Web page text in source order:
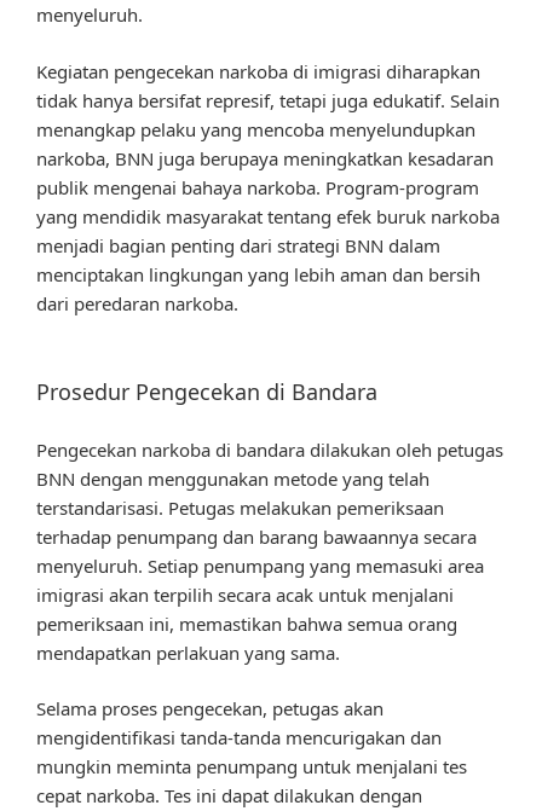
menyeluruh.
Kegiatan pengecekan narkoba di imigrasi diharapkan
tidak hanya bersifat represif, tetapi juga edukatif. Selain
menangkap pelaku yang mencoba menyelundupkan
narkoba, BNN juga berupaya meningkatkan kesadaran
publik mengenai bahaya narkoba. Program-program
yang mendidik masyarakat tentang efek buruk narkoba
menjadi bagian penting dari strategi BNN dalam
menciptakan lingkungan yang lebih aman dan bersih
dari peredaran narkoba.
Prosedur Pengecekan di Bandara
Pengecekan narkoba di bandara dilakukan oleh petugas
BNN dengan menggunakan metode yang telah
terstandarisasi. Petugas melakukan pemeriksaan
terhadap penumpang dan barang bawaannya secara
menyeluruh. Setiap penumpang yang memasuki area
imigrasi akan terpilih secara acak untuk menjalani
pemeriksaan ini, memastikan bahwa semua orang
mendapatkan perlakuan yang sama.
Selama proses pengecekan, petugas akan
mengidentifikasi tanda-tanda mencurigakan dan
mungkin meminta penumpang untuk menjalani tes
cepat narkoba. Tes ini dapat dilakukan dengan